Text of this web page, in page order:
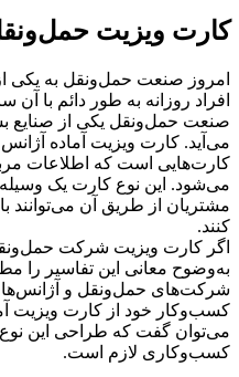
کارت ویزیت
امروز صنعت حمل‌ونقل به یکی
افراد روزانه به طور دائم با
صنعت حمل‌ونقل یکی از صنایع
می‌آید. کارت ویزیت آماده
کارت‌هایی است که اطلاعات
می‌شود. این نوع کارت یک
مشتریان از طریق آن می‌توانند
کنند.
اگر کارت ویزیت شرکت
به‌وضوح معانی این تفاسیر را
شرکت‌های حمل‌ونقل و
کسب‌وکار خود از کارت ویزیت
می‌توان گفت که طراحی این نوع
کسب‌وکاری لازم است.